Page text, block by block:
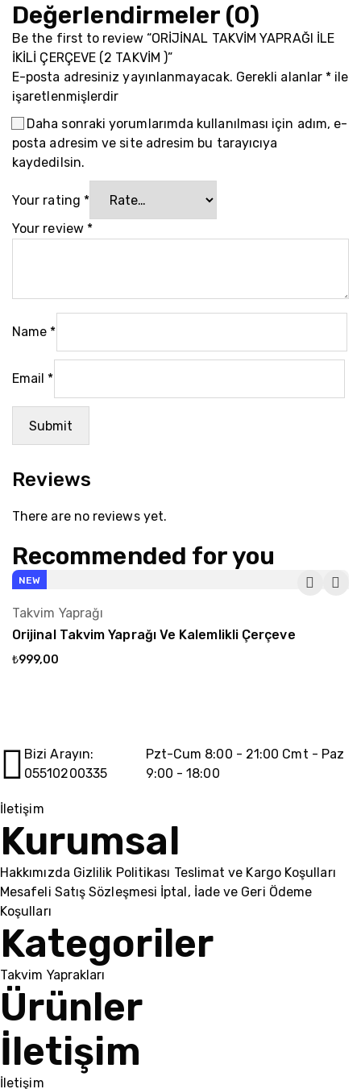
Değerlendirmeler (0)
Be the first to review “ORİJİNAL TAKVİM YAPRAĞI İLE
İKİLİ ÇERÇEVE (2 TAKVİM )”
E-posta adresiniz yayınlanmayacak. Gerekli alanlar * ile
işaretlenmişlerdir
Daha sonraki yorumlarımda kullanılması için adım, e-
posta adresim ve site adresim bu tarayıcıya
kaydedilsin.
Your rating *
Your review *
Name *
Email *
Reviews
There are no reviews yet.
Recommended for you
NEW
Takvim Yaprağı
Orijinal Takvim Yaprağı Ve Kalemlikli Çerçeve
₺999,00
Bizi Arayın:
05510200335
Pzt-Cum 8:00 - 21:00 Cmt - Paz
9:00 - 18:00
İletişim
Kurumsal
Hakkımızda Gizlilik Politikası Teslimat ve Kargo Koşulları
Mesafeli Satış Sözleşmesi İptal, İade ve Geri Ödeme
Koşulları
Kategoriler
Takvim Yaprakları
Ürünler
İletişim
İletişim